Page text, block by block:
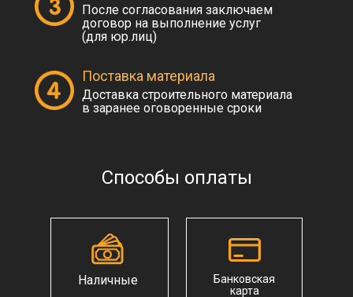
Поставка материала
После согласования заключаем
договор на выполнение услуг
(для юр.лиц)
Доставка строительного материала
в заранее оговоренные сроки
Способы оплаты
Наличные
Банковская
карта